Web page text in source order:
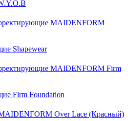
Shapewear
Firm Foundation